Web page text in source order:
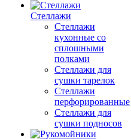
Стеллажи
Стеллажи
кухонные со
сплошными
полками
Стеллажи для
сушки тарелок
Стеллажи
перфорированные
Стеллажи для
сушки подносов